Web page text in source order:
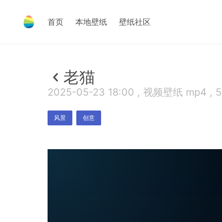
首页 本地壁纸 壁纸社区
老猫
2025-05-23 18:00 , 视频壁纸 mp4 ,
风景 创意